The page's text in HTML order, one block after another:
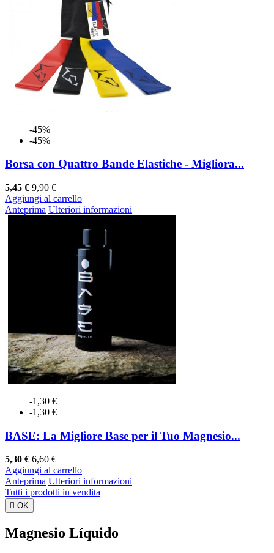
-45%
-45%
Borsa con Quattro Bande Elastiche - Migliora...
5,45 € 9,90 €
Aggiungi al carrello
Anteprima Ulteriori informazioni
-1,30 €
-1,30 €
BASE: La Migliore Base per il Tuo Magnesio...
5,30 € 6,60 €
Aggiungi al carrello
Anteprima Ulteriori informazioni
Tutti i prodotti in vendita
 OK
Magnesio Líquido